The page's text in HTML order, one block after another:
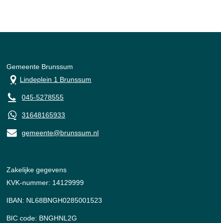
Gemeente Brunssum
Lindeplein 1 Brunssum
045-5278555
31648165933
gemeente@brunssum.nl
Zakelijke gegevens
KVK-nummer: 14129999
IBAN: NL68BNGH0285001523
BIC code: BNGHNL2G